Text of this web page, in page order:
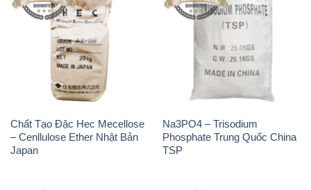
Chất Tạo Đặc Hec Mecellose
– Cenllulose Ether Nhật Bản
Japan
Na3PO4 – Trisodium
Phosphate Trung Quốc China
TSP